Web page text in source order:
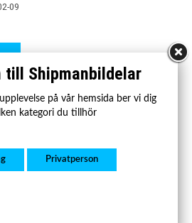
09
HANDLA
Lager och leverans
Retur och reklamation
till Shipmanbildelar
på vår hemsida ber vi dig
kategori du tillhör
Privatperson